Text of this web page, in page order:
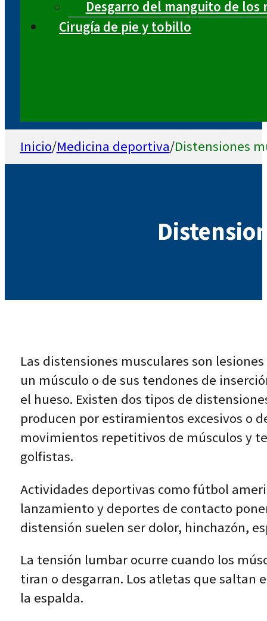
Desgarro del manguito de los
Cirugía de pie y tobillo
Inicio/Medicina deportiva/Distensiones
Las distensiones musculares son
un músculo o de sus tendones de
el hueso. Existen dos tipos de
producen por estiramientos excesivos o
movimientos repetitivos de músculos y
golfistas.
Actividades deportivas como fútbol
lanzamiento y deportes de contacto
distensión suelen ser dolor, hinchazón,
La tensión lumbar ocurre cuando los
tiran o desgarran. Los atletas que saltan
la espalda.